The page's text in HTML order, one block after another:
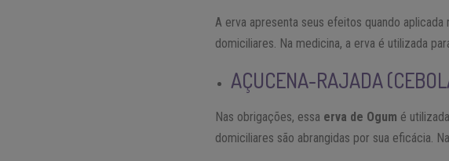
A erva apresenta seus efeitos quando aplicada
domiciliares. Na medicina, a erva é utilizada
AÇUCENA-RAJADA
Nas obrigações, essa erva de Ogum é
domiciliares são abrangidas por sua eficácia.